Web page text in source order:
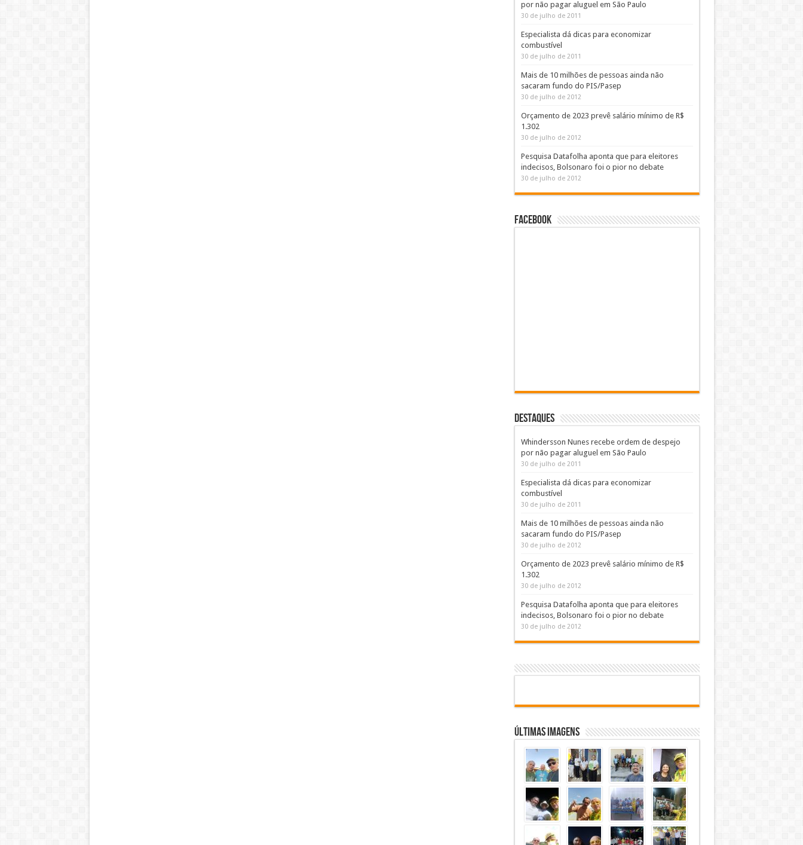
por não pagar aluguel em São Paulo
30 de julho de 2011
Especialista dá dicas para economizar
combustível
30 de julho de 2011
Mais de 10 milhões de pessoas ainda não
sacaram fundo do PIS/Pasep
30 de julho de 2012
Orçamento de 2023 prevê salário mínimo de R$
1.302
30 de julho de 2012
Pesquisa Datafolha aponta que para eleitores
indecisos, Bolsonaro foi o pior no debate
30 de julho de 2012
Facebook
DESTAQUES
Whindersson Nunes recebe ordem de despejo
por não pagar aluguel em São Paulo
30 de julho de 2011
Especialista dá dicas para economizar
combustível
30 de julho de 2011
Mais de 10 milhões de pessoas ainda não
sacaram fundo do PIS/Pasep
30 de julho de 2012
Orçamento de 2023 prevê salário mínimo de R$
1.302
30 de julho de 2012
Pesquisa Datafolha aponta que para eleitores
indecisos, Bolsonaro foi o pior no debate
30 de julho de 2012
Últimas Imagens